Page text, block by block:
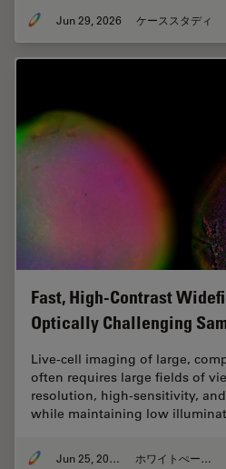
Jun 29, 2026 ケーススタディ
Fast, High-Contrast
Optically Challenging
Live‑cell imaging of large,
often requires large fields of
resolution, high-sensitivity,
while maintaining low
Jun 25, 2026 ホワイトぺーパー